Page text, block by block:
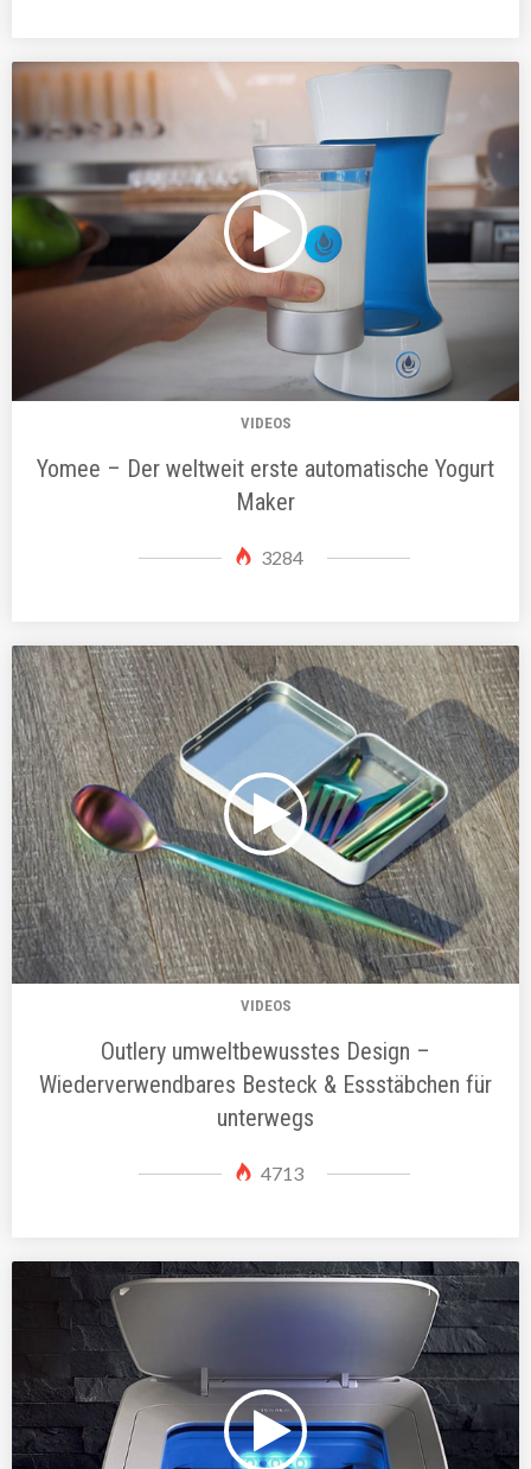
VIDEOS
Yomee – Der weltweit erste automatische Yogurt
Maker
3284
VIDEOS
Outlery umweltbewusstes Design –
Wiederverwendbares Besteck & Essstäbchen für
unterwegs
4713